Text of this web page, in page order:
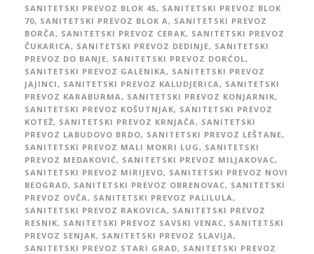
SANITETSKI PREVOZ BLOK 45, SANITETSKI PREVOZ BLOK
70, SANITETSKI PREVOZ BLOK A, SANITETSKI PREVOZ
BORČA, SANITETSKI PREVOZ CERAK, SANITETSKI PREVOZ
ČUKARICA, SANITETSKI PREVOZ DEDINJE, SANITETSKI
PREVOZ DO BANJE, SANITETSKI PREVOZ DORĆOL,
SANITETSKI PREVOZ GALENIKA, SANITETSKI PREVOZ
JAJINCI, SANITETSKI PREVOZ KALUDJERICA, SANITETSKI
PREVOZ KARABURMA, SANITETSKI PREVOZ KONJARNIK,
SANITETSKI PREVOZ KOŠUTNJAK, SANITETSKI PREVOZ
KOTEŽ, SANITETSKI PREVOZ KRNJAČA, SANITETSKI
PREVOZ LABUDOVO BRDO, SANITETSKI PREVOZ LEŠTANE,
SANITETSKI PREVOZ MALI MOKRI LUG, SANITETSKI
PREVOZ MEDAKOVIĆ, SANITETSKI PREVOZ MILJAKOVAC,
SANITETSKI PREVOZ MIRIJEVO, SANITETSKI PREVOZ NOVI
BEOGRAD, SANITETSKI PREVOZ OBRENOVAC, SANITETSKI
PREVOZ OVČA, SANITETSKI PREVOZ PALILULA,
SANITETSKI PREVOZ RAKOVICA, SANITETSKI PREVOZ
RESNIK, SANITETSKI PREVOZ SAVSKI VENAC, SANITETSKI
PREVOZ SENJAK, SANITETSKI PREVOZ SLAVIJA,
SANITETSKI PREVOZ STARI GRAD, SANITETSKI PREVOZ